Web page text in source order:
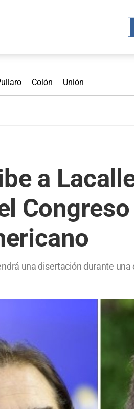
Colón Unión
a
una disertación durante